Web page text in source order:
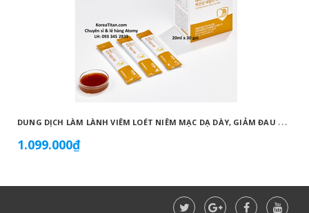
D
UNG DỊCH LÀM LÀNH VIÊM LOÉT NIÊM MẠC DẠ DÀY, GIẢM ĐAU DẠ DÀY, DỨT ĐIỂM Ợ CHUA CHIẾT XUẤT NỤ HOA KIM NGÂN VỚI MẬT ONG (20ML X 30 GÓI) - ATOMY STOMACH HEALTH DAILY CARE - 애터미 위건강 데일리 케어 - ЕЖЕДНЕВНЫЙ УХОД ЗА ЗДОРОВЬЕМ ЖЕЛУДКА ATOMY
1.099.000₫